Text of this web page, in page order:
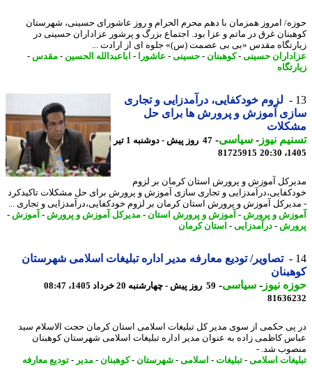
امروز همزمان با دهم محرم الحرام و روز عاشورای حسینی، شهرستان
غرق در ماتم و عزا بود. اجتماع بزرگ و پرشور عزاداران حسینی در
مقدس «بی بی عصمت (س)» جلوه ای از ارادت ...
حسینی-کوهبنان-حسینی-عاشورا-اباعبدالله الحسین-مقدس-
لزوم خودکفایی، درآمدزایی و تجاری
آموزش و پرورش ها برای حل
نیوز-سیاسی-
47 روز پیش - دوشنبه 1 تیر
81725915
آموزش و پرورش استان کرمان بر لزوم
و تجاری سازی آموزش و پرورش برای حل مشکلات تاکیدکرد
آموزش و پرورش استان کرمان بر لزوم خودکفایی،درآمدزایی و تجاری ...
و پرورش-آموزش و پرورش استان-مدیرکل آموزش و پرورش-آموزش-
-درآمدزایی- استان کرمان
تصاویر/ تودیع معارفه مدیر اداره تبلیغات اسلامی شهرستان
نیوز-سیاسی-59 روز پیش - چهارشنبه 20 خرداد 1405، 08:47
حکمی از سوی مدیر کل تبلیغات اسلامی استان کرمان حجت الاسلام سید
کاظمی زاده به عنوان مدیر اداره تبلیغات اسلامی شهرستان کوهبنان
شد. -
اسلامی-تبلیغات-اسلامی-شهرستان-کوهبنان-مدیر-تودیع معارفه